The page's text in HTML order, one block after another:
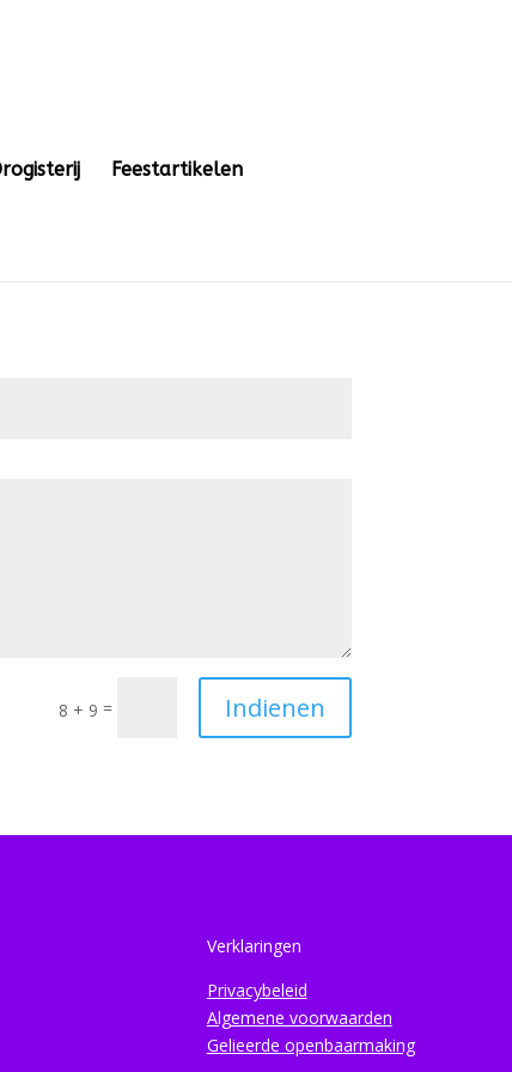
Feestartikelen
8 + 9 = Indienen
Verklaringen
Privacybeleid
Algemene voorwaarden
Gelieerde openbaarmaking